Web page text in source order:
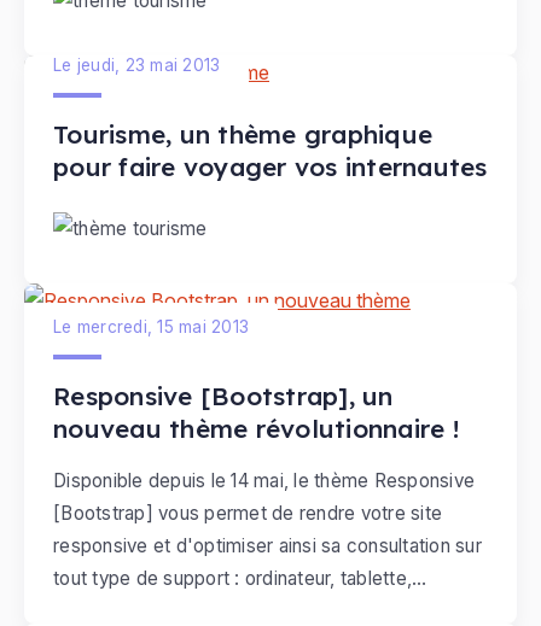
Tourisme, un thème graphique
pour faire voyager vos internautes
Le jeudi, 23 mai 2013
Responsive [Bootstrap], un
nouveau thème révolutionnaire !
Le mercredi, 15 mai 2013
Disponible depuis le 14 mai, le thème Responsive
[Bootstrap] vous permet de rendre votre site
responsive et d'optimiser ainsi sa consultation sur
tout type de support : ordinateur, tablette,